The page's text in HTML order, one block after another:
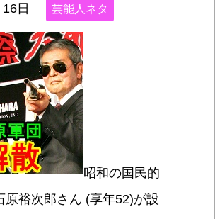
日 芸能人ネタ
昭和の国民的
原裕次郎さん (享年52)が設